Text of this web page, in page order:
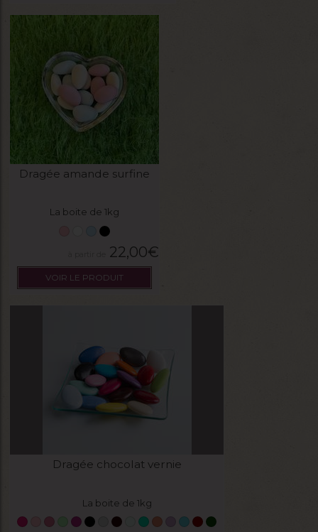
Dragée amande surfine
La boite de 1kg
22,00€
VOIR LE PRODUIT
Dragée chocolat vernie
La boite de 1kg